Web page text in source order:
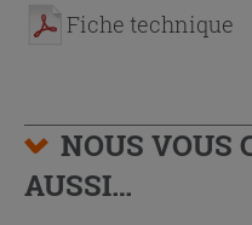
Fiche technique
NOUS VOUS
AUSSI…